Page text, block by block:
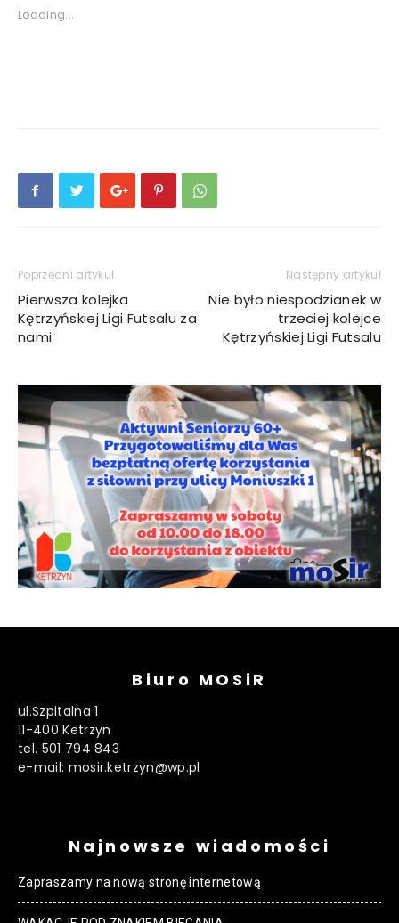
Loading...
Poprzedni artykuł
Pierwsza kolejka
Kętrzyńskiej Ligi Futsalu za
nami
Następny artykuł
Nie było niespodzianek w
trzeciej kolejce
Kętrzyńskiej Ligi Futsalu
Biuro MOSiR
ul.Szpitalna 1
11-400 Ketrzyn
tel. 501 794 843
e-mail: mosir.ketrzyn@wp.pl
Najnowsze wiadomości
Zapraszamy na nową stronę internetową